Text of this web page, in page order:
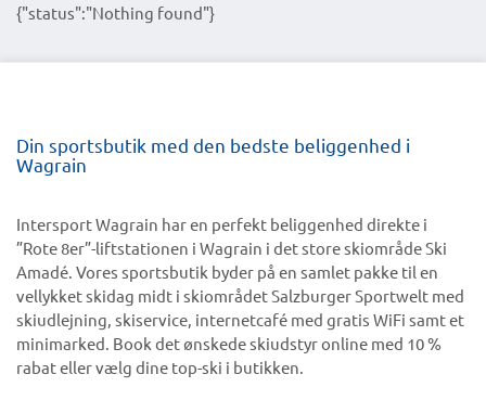
{"status":"Nothing found"}
Din sportsbutik med den bedste beliggenhed i
Wagrain
Intersport Wagrain har en perfekt beliggenhed direkte i
”Rote 8er”-liftstationen i Wagrain i det store skiområde Ski
Amadé. Vores sportsbutik byder på en samlet pakke til en
vellykket skidag midt i skiområdet Salzburger Sportwelt med
skiudlejning, skiservice, internetcafé med gratis WiFi samt et
minimarked. Book det ønskede skiudstyr online med 10 %
rabat eller vælg dine top-ski i butikken.